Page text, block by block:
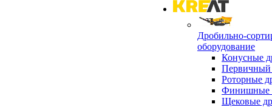
Дробильно-
оборудование
Конусные
Первичный
Роторные
Финишные
Щековые